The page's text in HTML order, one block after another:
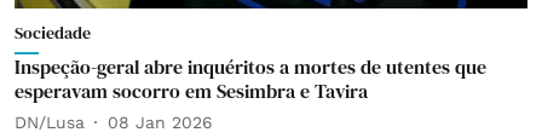
Sociedade
Inspeção-geral abre inquéritos a mortes de utentes que
esperavam socorro em Sesimbra e Tavira
DN/Lusa 08 Jan 2026